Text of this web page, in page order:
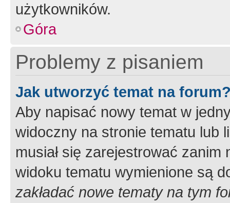
użytkowników.
Góra
Problemy z pisaniem
Jak utworzyć temat na
Aby napisać nowy temat w
widoczny na stronie tematu lub
musiał się zarejestrować
widoku tematu wymienione są
zakładać nowe tematy na tym